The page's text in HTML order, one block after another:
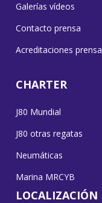
Galerías vídeos
Contacto prensa
Acreditaciones prensa
CHARTER
J80 Mundial
J80 otras regatas
Neumáticas
Marina MRCYB
LOCALIZACIÓN